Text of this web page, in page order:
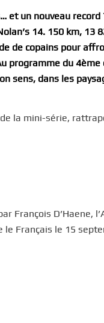
et un nouveau
14. 150 km,
de copains pour
programme du
sens, dans les
la mini-série,
François D’Haene,
Français le 15